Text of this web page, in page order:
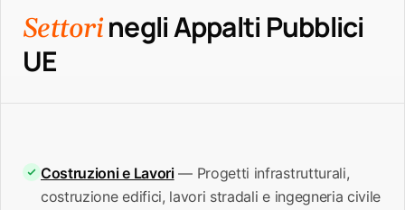
Settorinegli Appalti Pubblici
UE
Costruzioni e Lavori— Progetti infrastrutturali,
costruzione edifici, lavori stradali e ingegneria civile